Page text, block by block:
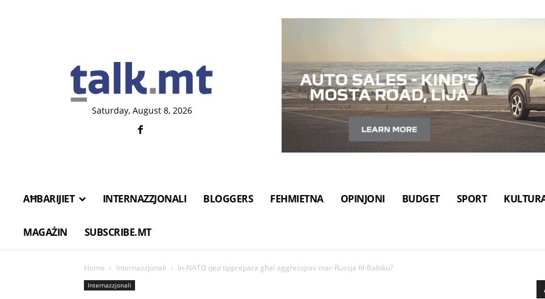
Saturday, August 8, 2026
AĦBARIJIET INTERNAZZJONALI BLOGGERS FEHMIETNA OPINJONI BUDGET SPORT
MAGAŻIN SUBSCRIBE.MT
Home Internazzjonali In-NATO qed tipprepara għal aggressjoni mar-Russja fil-Baltiku?
Internazzjonali